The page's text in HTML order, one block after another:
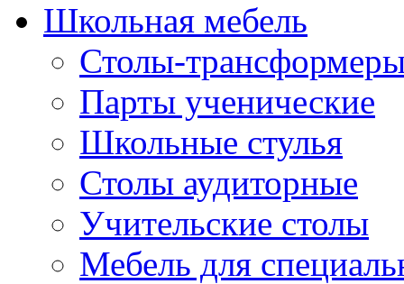
Школьная мебель
Столы-
Парты ученические
Школьные стулья
Столы аудиторные
Учительские столы
Мебель для